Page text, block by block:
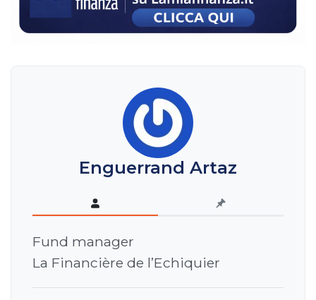
Enguerrand Artaz
Fund manager
La Financière de l’Echiquier